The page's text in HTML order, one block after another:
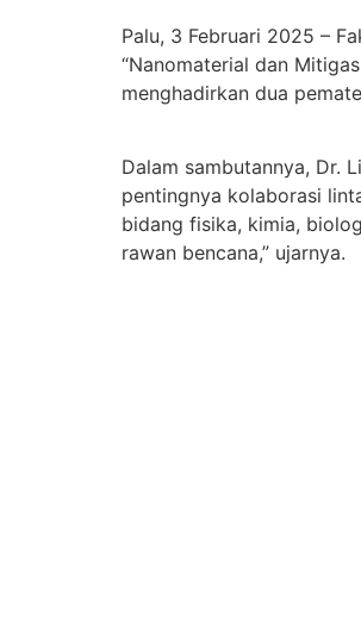
Palu, 3 Februari 2025 –
“Nanomaterial dan
menghadirkan dua
Dalam sambutannya, Dr.
pentingnya kolaborasi
bidang fisika, kimia,
rawan bencana,” ujarnya.